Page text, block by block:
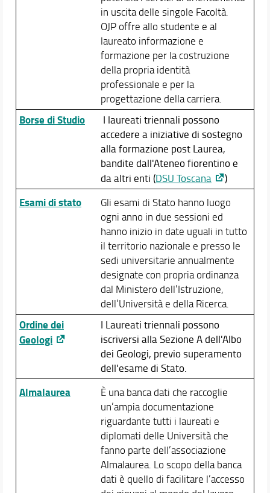
in uscita delle singole Facoltà.
OJP offre allo studente e al
laureato informazione e
formazione per la costruzione
della propria identità
professionale e per la
progettazione della carriera.
Borse di Studio
I laureati triennali possono
accedere a iniziative di sostegno
alla formazione post Laurea,
bandite dall'Ateneo fiorentino e
da altri enti (DSU Toscana )
Esami di stato
Gli esami di Stato hanno luogo
ogni anno in due sessioni ed
hanno inizio in date uguali in tutto
il territorio nazionale e presso le
sedi universitarie annualmente
designate con propria ordinanza
dal Ministero dell’Istruzione,
dell’Università e della Ricerca.
Ordine dei
Geologi
I Laureati triennali possono
iscriversi alla Sezione A dell'Albo
dei Geologi, previo superamento
dell'esame di Stato.
Almalaurea
È una banca dati che raccoglie
un’ampia documentazione
riguardante tutti i laureati e
diplomati delle Università che
fanno parte dell’associazione
Almalaurea. Lo scopo della banca
dati è quello di facilitare l’accesso